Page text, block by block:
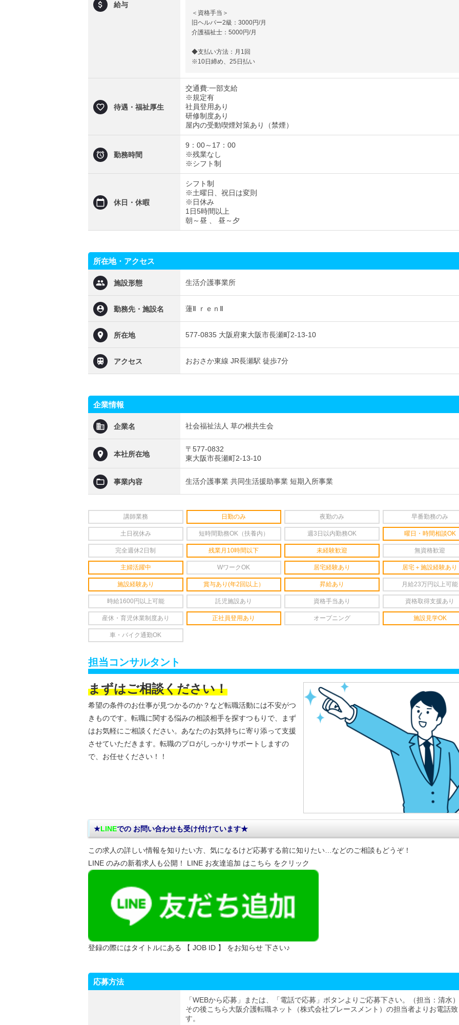
給与
＜資格手当＞
旧ヘルパー2級：3000円/月
介護福祉士：5000円/月
◆支払い方法：月1回
※10日締め、25日払い
待遇・福祉厚生
交通費:一部支給
※規定有
社員登用あり
研修制度あり
屋内の受動喫煙対策あり（禁煙）
勤務時間
9：00～17：00
※残業なし
※シフト制
休日・休暇
シフト制
※土曜日、祝日は変則
※日休み
1日5時間以上
朝～昼 、 昼～夕
所在地・アクセス
施設形態 生活介護事業所
勤務先・施設名 蓮Ⅱ ｒｅｎⅡ
所在地 577-0835 大阪府東大阪市長瀬町2-13-10
アクセス おおさか東線 JR長瀬駅 徒歩7分
企業情報
企業名 社会福祉法人 草の根共生会
本社所在地
〒577-0832
東大阪市長瀬町2-13-10
事業内容 生活介護事業 共同生活援助事業 短期入所事業
講師業務 日勤のみ 夜勤のみ 早番勤務のみ
土日祝休み 短時間勤務OK（扶養内） 週3日以内勤務OK 曜日・時間相談OK
完全週休2日制 残業月10時間以下 未経験歓迎 無資格歓迎
主婦活躍中 WワークOK 居宅経験あり 居宅＋施設経験あり
施設経験あり 賞与あり(年2回以上） 昇給あり 月給23万円以上可能
時給1600円以上可能 託児施設あり 資格手当あり 資格取得支援あり
産休・育児休業制度あり 正社員登用あり オープニング 施設見学OK
車・バイク通勤OK
担当コンサルタント
まずはご相談ください！
希望の条件のお仕事が見つかるのか？など転職活動には不安がつ
きものです。転職に関する悩みの相談相手を探すつもりで、まず
はお気軽にご相談ください。あなたのお気持ちに寄り添って支援
させていただきます。転職のプロがしっかりサポートしますの
で、お任せください！！
★LINEでの お問い合わせも受け付けています★
この求人の詳しい情報を知りたい方、気になるけど応募する前に知りたい…などのご相談もどうぞ！
LINE のみの新着求人も公開！ LINE お友達追加 はこちら をクリック
登録の際にはタイトルにある 【 JOB ID 】 をお知らせ 下さい♪
応募方法
「WEBから応募」または、「電話で応募」ボタンよりご応募下さい。（担当：清水）
その後こちら大阪介護転職ネット（株式会社プレースメント）の担当者よりお電話
す。